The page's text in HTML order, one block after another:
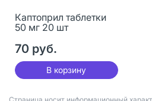
Каптоприл таблетки
50 мг 20 шт
70 руб.
В корзину